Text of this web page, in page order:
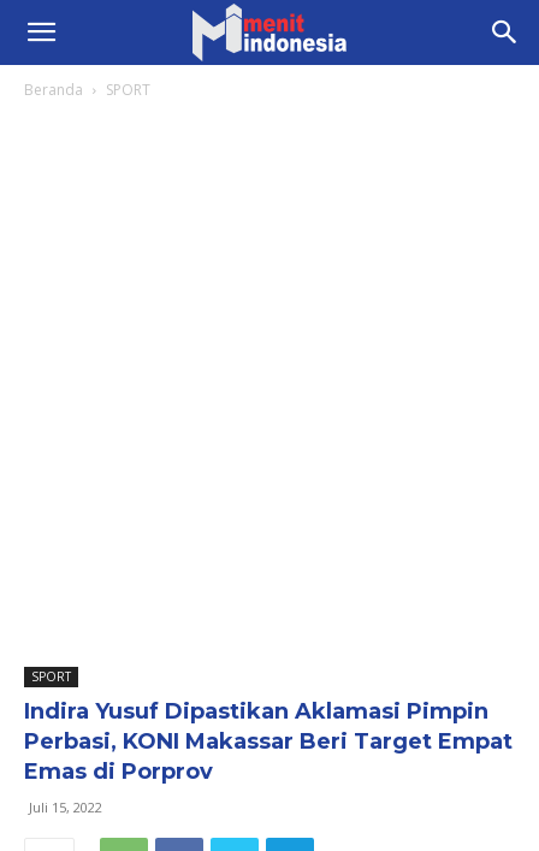
Beranda SPORT
SPORT
Indira Yusuf Dipastikan Aklamasi Pimpin
Perbasi, KONI Makassar Beri Target Empat
Emas di Porprov
Juli 15, 2022